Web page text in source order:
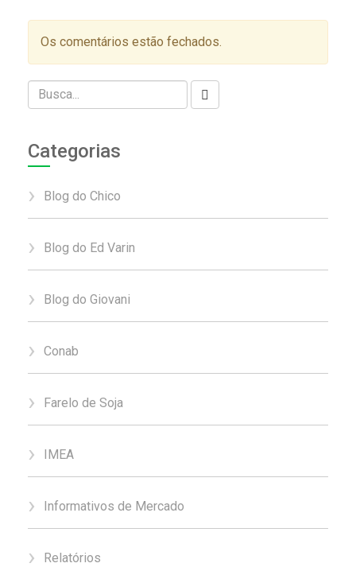
Os comentários estão fechados.
Categorias
Blog do Chico
Blog do Ed Varin
Blog do Giovani
Conab
Farelo de Soja
IMEA
Informativos de Mercado
Relatórios